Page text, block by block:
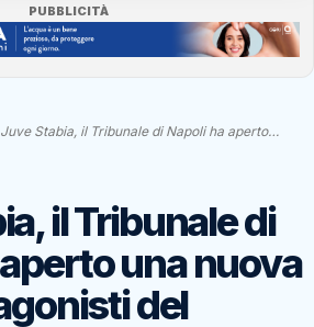
PUBBLICITÀ
Juve Stabia, il Tribunale di Napoli ha aperto…
il Tribunale di
una nuova
del